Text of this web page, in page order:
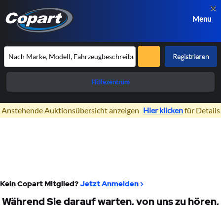
Menu
Registrieren
Hilfezentrum
×
Anstehende Auktionsübersicht anzeigen Hier klickenfür Details
Kein Copart Mitglied?Jetzt Anmelden ›
Während Sie darauf warten, von uns zu hören,